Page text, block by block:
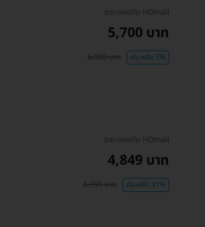
ราคาจองกับ HDmall
5,700 บาท
6,000 บาท ประหยัด 5%
ราคาจองกับ HDmall
4,849 บาท
6,999 บาท ประหยัด 31%